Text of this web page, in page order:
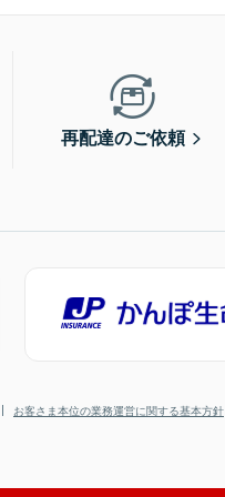
再配達のご依頼
お客さま本位の業務運営に関する基本方針